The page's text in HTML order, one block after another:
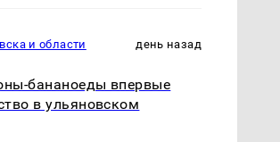
и области день назад
бананоеды впервые
в ульяновском